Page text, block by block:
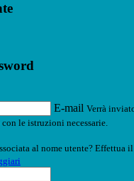
E-mail Verrà
le istruzioni necessarie.
al nome utente? Effettua